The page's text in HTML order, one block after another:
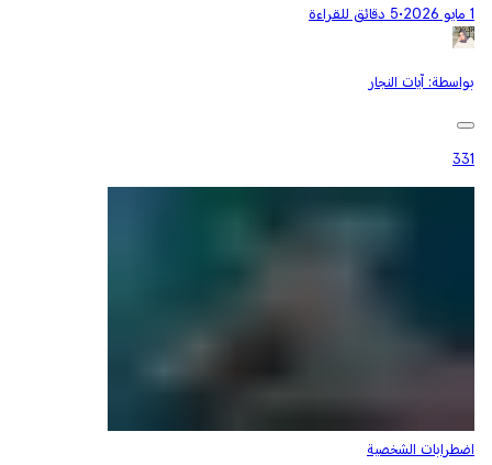
1 مايو 2026 •5 دقائق للقراءة
بواسطة: آيات النجار
331
اضطرابات الشخصية